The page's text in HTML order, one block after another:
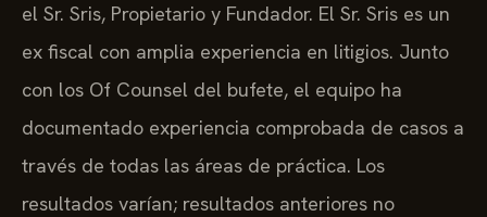
el Sr. Sris, Propietario y Fundador. El Sr. Sris es un
ex fiscal con amplia experiencia en litigios. Junto
con los Of Counsel del bufete, el equipo ha
documentado experiencia comprobada de casos a
través de todas las áreas de práctica. Los
resultados varían; resultados anteriores no